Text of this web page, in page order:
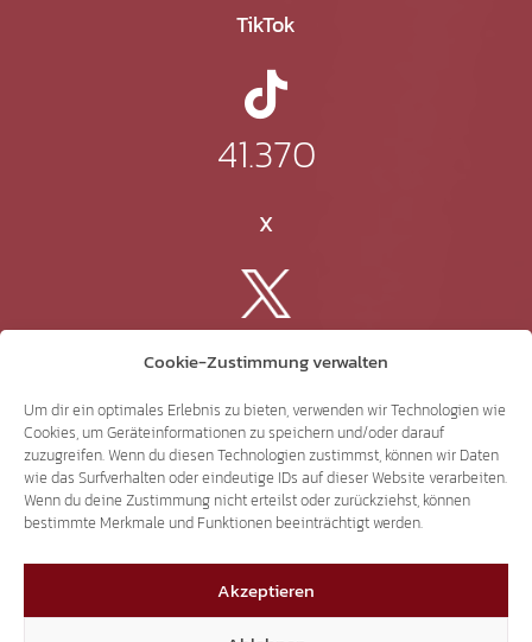
Cookie-Zustimmung verwalten
Um dir ein optimales Erlebnis zu bieten, verwenden wir Technologien wie
Cookies, um Geräteinformationen zu speichern und/oder darauf
zuzugreifen. Wenn du diesen Technologien zustimmst, können wir Daten
wie das Surfverhalten oder eindeutige IDs auf dieser Website verarbeiten.
Wenn du deine Zustimmung nicht erteilst oder zurückziehst, können
bestimmte Merkmale und Funktionen beeinträchtigt werden.
Akzeptieren
TikTok
41.370
X
3.507
Threads
3.401
YouTube